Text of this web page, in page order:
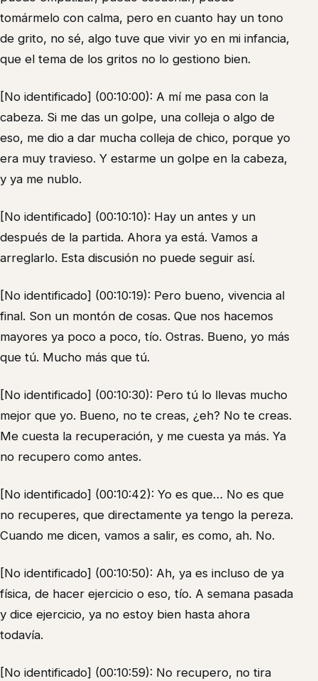
tomármelo con calma, pero en cuanto hay un tono
de grito, no sé, algo tuve que vivir yo en mi infancia,
que el tema de los gritos no lo gestiono bien.
[No identificado] (00:10:00): A mí me pasa con la
cabeza. Si me das un golpe, una colleja o algo de
eso, me dio a dar mucha colleja de chico, porque yo
era muy travieso. Y estarme un golpe en la cabeza,
y ya me nublo.
[No identificado] (00:10:10): Hay un antes y un
después de la partida. Ahora ya está. Vamos a
arreglarlo. Esta discusión no puede seguir así.
[No identificado] (00:10:19): Pero bueno, vivencia al
final. Son un montón de cosas. Que nos hacemos
mayores ya poco a poco, tío. Ostras. Bueno, yo más
que tú. Mucho más que tú.
[No identificado] (00:10:30): Pero tú lo llevas mucho
mejor que yo. Bueno, no te creas, ¿eh? No te creas.
Me cuesta la recuperación, y me cuesta ya más. Ya
no recupero como antes.
[No identificado] (00:10:42): Yo es que… No es que
no recuperes, que directamente ya tengo la pereza.
Cuando me dicen, vamos a salir, es como, ah. No.
[No identificado] (00:10:50): Ah, ya es incluso de ya
física, de hacer ejercicio o eso, tío. A semana pasada
y dice ejercicio, ya no estoy bien hasta ahora
todavía.
[No identificado] (00:10:59): No recupero, no tira